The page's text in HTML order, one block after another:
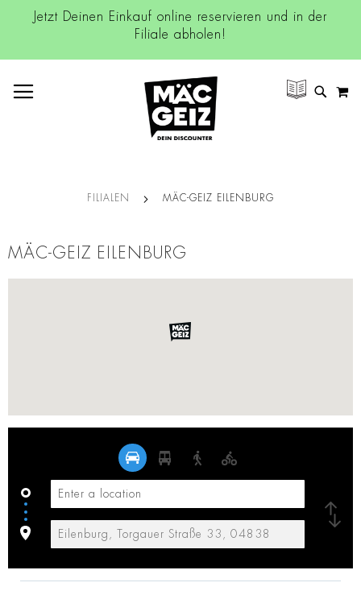
Jetzt Deinen Einkauf online reservieren und in der
Filiale abholen!
SUCHE
FILIALEN MÄC-GEIZ EILENBURG
MÄC-GEIZ EILENBURG